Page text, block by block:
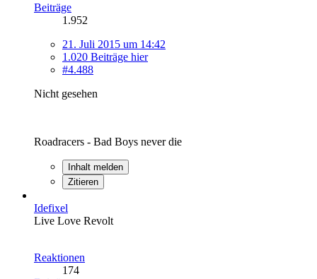
Beiträge
1.952
21. Juli 2015 um 14:42
1.020 Beiträge hier
#4.488
Nicht gesehen
Roadracers - Bad Boys never die
Inhalt melden
Zitieren
Idefixel
Live Love Revolt
Reaktionen
174